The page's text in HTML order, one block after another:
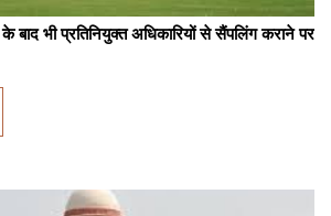
बाद भी प्रतिनियुक्त अधिकारियों से सैंपलिंग कराने पर